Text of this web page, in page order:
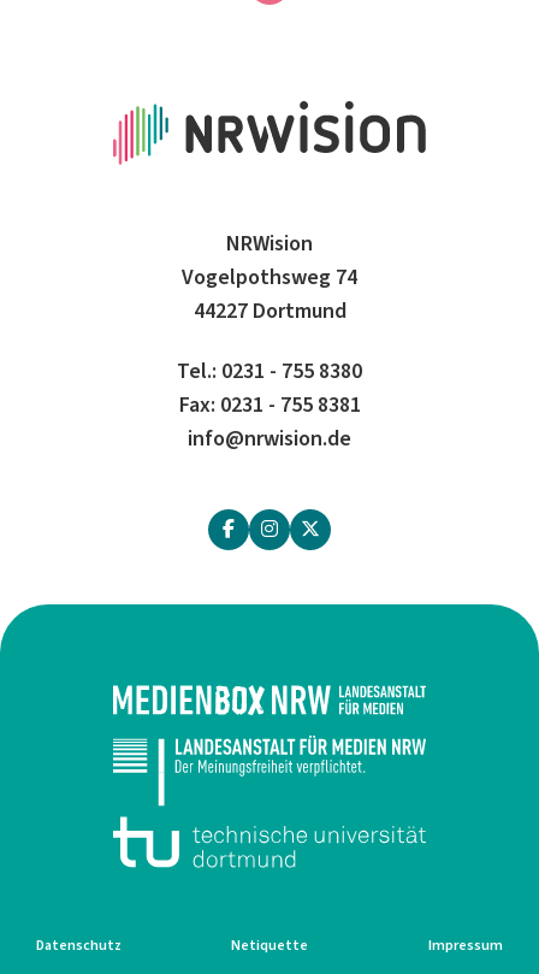
NRWision
Vogelpothsweg 74
44227 Dortmund
Tel.: 0231 - 755 8380
Fax: 0231 - 755 8381
info@nrwision.de
Datenschutz Netiquette Impressum